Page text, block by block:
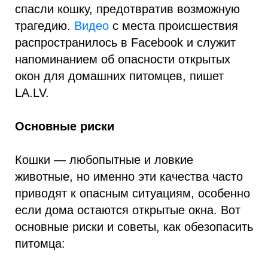
спасли кошку, предотвратив возможную
трагедию. Видео с места происшествия
распространилось в Facebook и служит
напоминанием об опасности открытых
окон для домашних питомцев, пишет
LA.LV.
Основные риски
Кошки — любопытные и ловкие
животные, но именно эти качества часто
приводят к опасным ситуациям, особенно
если дома остаются открытые окна. Вот
основные риски и советы, как обезопасить
питомца: